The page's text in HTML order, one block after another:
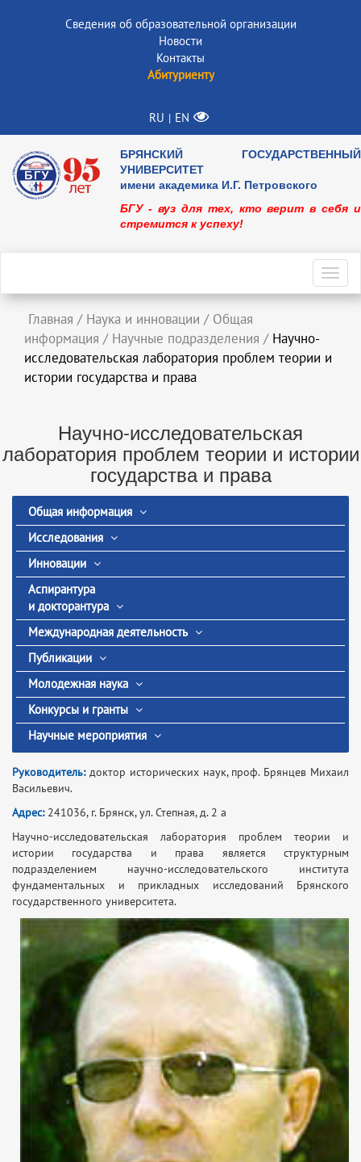
Сведения об образовательной организации
Новости
Контакты
Абитуриенту
RU | EN
БРЯНСКИЙ ГОСУДАРСТВЕННЫЙ
УНИВЕРСИТЕТ
имени академика И.Г. Петровского
БГУ - вуз для тех, кто верит в себя и
стремится к успеху!
Главная / Наука и инновации / Общая
информация / Научные подразделения / Научно-
исследовательская лаборатория проблем теории и
истории государства и права
Научно-исследовательская
лаборатория проблем теории и истории
государства и права
Общая информация
Исследования
Инновации
Аспирантура
и докторантура
Международная деятельность
Публикации
Молодежная наука
Конкурсы и гранты
Научные мероприятия
Руководитель:доктор исторических наук, проф. Брянцев Михаил
Васильевич.
Адрес:241036, г. Брянск, ул. Степная, д. 2 а
Научно-исследовательская лаборатория проблем теории и
истории государства и права является структурным
подразделением научно-исследовательского института
фундаментальных и прикладных исследований Брянского
государственного университета.